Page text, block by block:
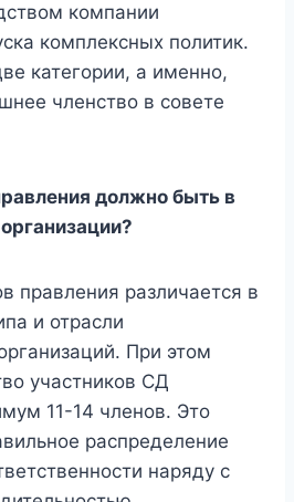
компании
комплексных политик.
категории, а именно,
членство в совете
должно быть в
правления различается в
и отрасли
При этом
участников СД
11-14 членов. Это
распределение
наряду с